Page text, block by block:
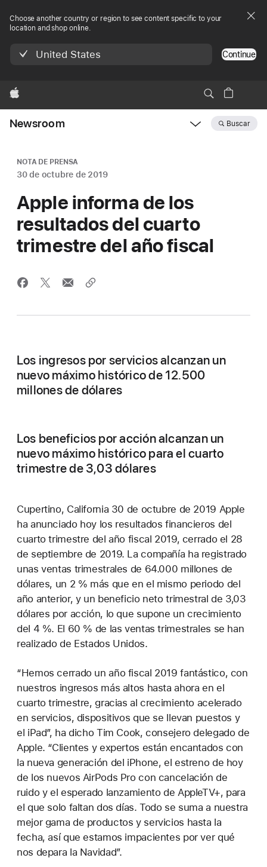
Choose another country or region to see content specific to your
location and shop online.
United States Continue
Apple
Newsroom Buscar
NOTA DE PRENSA
30 de octubre de 2019
Apple informa de los
resultados del cuarto
trimestre del año fiscal
Los ingresos por servicios alcanzan un
nuevo máximo histórico de 12.500
millones de dólares
Los beneficios por acción alcanzan un
nuevo máximo histórico para el cuarto
trimestre de 3,03 dólares
Cupertino, California 30 de octubre de 2019 Apple
ha anunciado hoy los resultados financieros del
cuarto trimestre del año fiscal 2019, cerrado el 28
de septiembre de 2019. La compañía ha registrado
unas ventas trimestrales de 64.000 millones de
dólares, un 2 % más que en el mismo periodo del
año anterior, y un beneficio neto trimestral de 3,03
dólares por acción, lo que supone un crecimiento
del 4 %. El 60 % de las ventas trimestrales se han
realizado de Estados Unidos.
“Hemos cerrado un año fiscal 2019 fantástico, con
nuestros ingresos más altos hasta ahora en el
cuarto trimestre, gracias al crecimiento acelerado
en servicios, dispositivos que se llevan puestos y
el iPad”, ha dicho Tim Cook, consejero delegado de
Apple. “Clientes y expertos están encantados con
la nueva generación del iPhone, el estreno de hoy
de los nuevos AirPods Pro con cancelación de
ruido y el esperado lanzamiento de AppleTV+, para
el que solo faltan dos días. Todo se suma a nuestra
mejor gama de productos y servicios hasta la
fecha, así que estamos impacientes por ver qué
nos depara la Navidad”.